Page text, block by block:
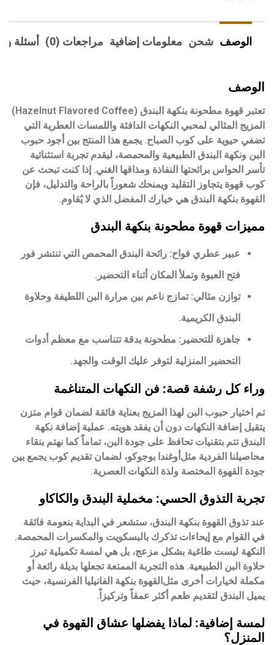
الوصف شحن معلومات إضافية مراجعات (0) أسئلة
الوصف
تعتبر قهوة مطحونة بنكهة البندق
(Hazelnut Flavored Coffee)
المزيج المثالي لمحبي النكهات الدافئة واللمسات العطرية التي
تضفي حيوية على كوب الصباح. يجمع هذا المنتج بين أجود حبوب
البن ونكهة البندق الطبيعية والمحمصة، ليقدم تجربة استثنائية
تأسر الحواس برائحتها النفاذة ومذاقها الغني. إذا كنت تبحث عن
كوب قهوة يتجاوز التقليد ويمنحك شعوراً بالراحة والتدليل، فإن
القهوة بنكهة البندق هي خيارك المفضل الذي لا يُقاوم.
مميزات قهوة مطحونة بنكهة البندق
عبير عطري فواح: رائحة البندق المحمص التي تنتشر فور
فتح العبوة وتملأ المكان أثناء التحضير.
توازن مثالي: تمازج ناعم بين مرارة البن اللطيفة وحلاوة
البندق الكريمية.
جاهزة للتحضير: مطحونة بدقة تتناسب مع معظم أدوات
التحضير المنزلية لتوفر عليك الوقت والجهد.
وراء كل رشفة قصة: فن النكهات المتناغمة
تم اختيار حبوب البن لهذا المزيج بعناية فائقة لضمان قوام متزن
يتقبل إضافة النكهات دون أن يفقد هويته. عملية إضافة نكهة
البندق تتم بتقنيات تحافظ على جودة البن، تماماً كما نهتم بنقاء
محاصيلنا الفردية مثلأوغندا بوجوكو، لضمان تقديم كوب يجمع بين
جودة القهوة المختصة ولذة النكهات العصرية.
تجربة التذوق الحسي: مخملية البندق والكاكاو
عند تذوق القهوة بنكهة البندق، ستشعر في البداية بنعومة فائقة
في القوام مع إيحاءات تذكرك بالبسكويت والمكسرات المحمصة.
النكهة ليست طاغية بشكل مزعج، بل هي لمسة تكميلية تبرز
حلاوة البن الطبيعية. هذه التجربة الممتعة تجعلها بديلة رائعة أو
مكملة لخيارات أخرى مثلالقهوة بنكهة الفانيليا الفرنسية، حيث
يميل البندق لتقديم طعم أكثر عمقاً وتركيزاً.
لمسة إضافية: لماذا يفضلها عشاق القهوة في
المنزل؟